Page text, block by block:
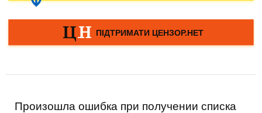
Произошла ошибка при получении списка